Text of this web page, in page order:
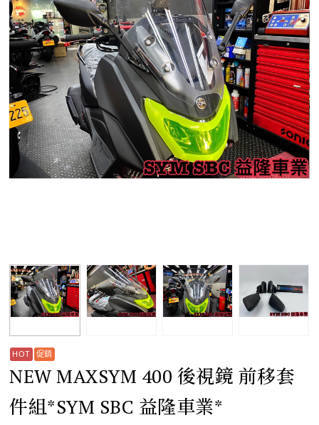
NEW MAXSYM 400 後視鏡 前移套
件組*SYM SBC 益隆車業*